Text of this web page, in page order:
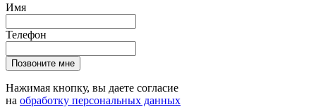
Имя
Телефон
Позвоните мне
Нажимая кнопку, вы даете согласие
на обработку персональных данных